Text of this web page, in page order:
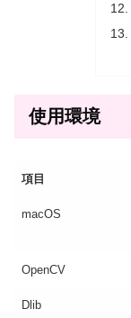
使用環境
項目
macOS
OpenCV
Dlib